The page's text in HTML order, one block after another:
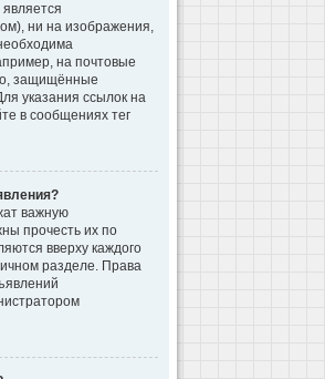
ни на изображения,
на почтовые
защищённые
указания ссылок на
в сообщениях тег
важную
прочесть их по
вверху каждого
разделе. Права